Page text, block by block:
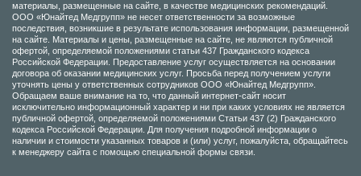
материалы, размещенные на сайте, в качестве медицинских рекомендаций.
ООО «Юнайтед Медгрупп» не несет ответственности за возможные
последствия, возникшие в результате использования информации, размещенной
на сайте. Материалы и цены, размещенные на сайте, не являются публичной
офертой, определяемой положениями статьи 437 Гражданского кодекса
Российской Федерации. Предоставление услуг осуществляется на основании
договора об оказании медицинских услуг. Просьба перед получением услуги
уточнять цены у ответственных сотрудников ООО «Юнайтед Медгрупп».
Обращаем ваше внимание на то, что данный интернет-сайт носит
исключительно информационный характер и ни при каких условиях не является
публичной офертой, определяемой положениями Статьи 437 (2) Гражданского
кодекса Российской Федерации. Для получения подробной информации о
наличии и стоимости указанных товаров и (или) услуг, пожалуйста, обращайтесь
к менеджеру сайта с помощью специальной формы связи.